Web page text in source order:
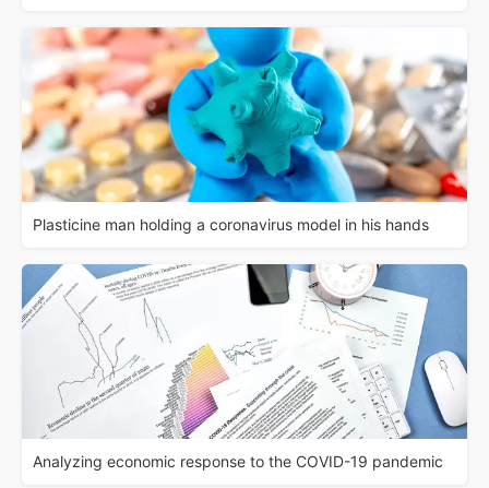
Plasticine man holding a coronavirus model in his hands
Analyzing economic response to the COVID-19 pandemic